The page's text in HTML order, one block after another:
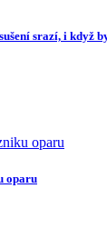
srazí, i když
oparu